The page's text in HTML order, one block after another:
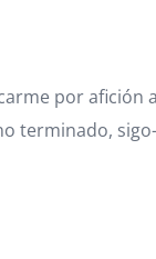
por
terminado,